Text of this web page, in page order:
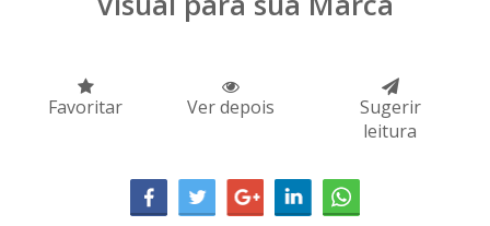
Favoritar Ver depois
Sugerir
leitura